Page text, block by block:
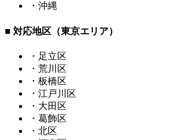
・沖縄
■ 対応地区（東京エリア）
・足立区
・荒川区
・板橋区
・江戸川区
・大田区
・葛飾区
・北区